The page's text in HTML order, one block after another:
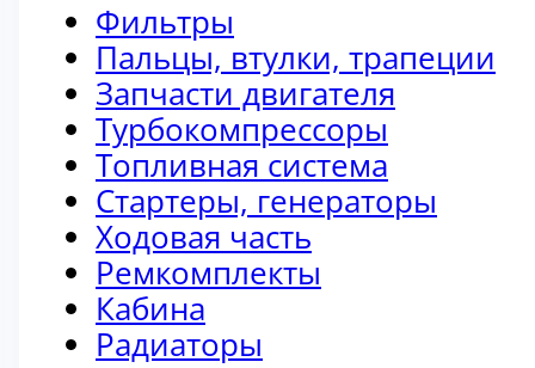
Фильтры
Пальцы, втулки, трапеции
Запчасти двигателя
Турбокомпрессоры
Топливная система
Стартеры, генераторы
Ходовая часть
Ремкомплекты
Кабина
Радиаторы